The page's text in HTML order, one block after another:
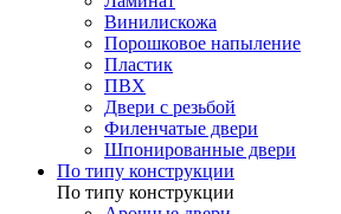
Винилискожа
Порошковое напыление
Пластик
ПВХ
Двери с резьбой
Филенчатые двери
Шпонированные двери
По типу конструкции
По типу конструкции